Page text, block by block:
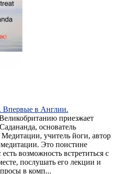
Впервые в Англии.
приезжает
основатель
учитель йоги, автор
медитации. Это поистине
возможность встретиться с
послушать его лекции и
в комп...